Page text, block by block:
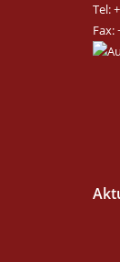
Tel:
Fax: